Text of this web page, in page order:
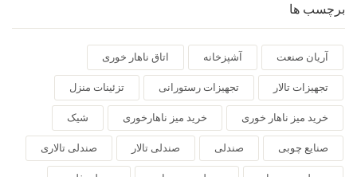
برچسب ها
آریان صنعت آشپزخانه اتاق ناهار خوری
تجهیزات تالار تجهیزات رستورانی تزئینات منزل
خرید میز ناهار خوری خرید میز ناهارخوری شیک
صنایع چوبی صندلی صندلی تالار صندلی تالاری